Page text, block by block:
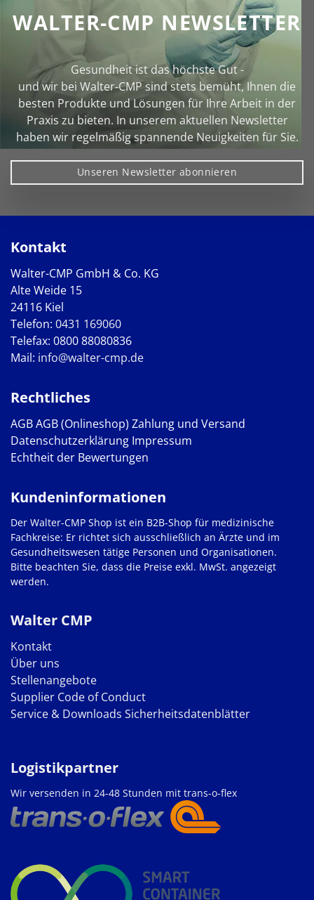
WALTER-CMP NEWSLETTER
Gesundheit ist das höchste Gut -
und wir bei Walter‑CMP sind stets bemüht, Ihnen die
besten Produkte und Lösungen für Ihre Arbeit in der
Praxis zu bieten. In unserem aktuellen Newsletter
haben wir regelmäßig spannende Neuigkeiten für Sie.
Unseren Newsletter abonnieren
Kontakt
Walter-CMP GmbH & Co. KG
Alte Weide 15
24116 Kiel
Telefon: 0431 169060
Telefax: 0800 88080836
Mail: info@walter-cmp.de
Rechtliches
AGBAGB (Onlineshop) Zahlung und Versand
Datenschutzerklärung Impressum
Echtheit der Bewertungen
Walter CMP
Kontakt
Über uns
Stellenangebote
Supplier Code of Conduct
Service & Downloads Sicherheitsdatenblätter
Kundeninformationen
Der Walter-CMP Shop ist ein B2B-Shop für medizinische
Fachkreise: Er richtet sich ausschließlich an Ärzte und im
Gesundheitswesen tätige Personen und Organisationen.
Bitte beachten Sie, dass die Preise exkl. MwSt. angezeigt
werden.
Logistikpartner
Wir versenden in 24-48 Stunden mit trans-o-flex